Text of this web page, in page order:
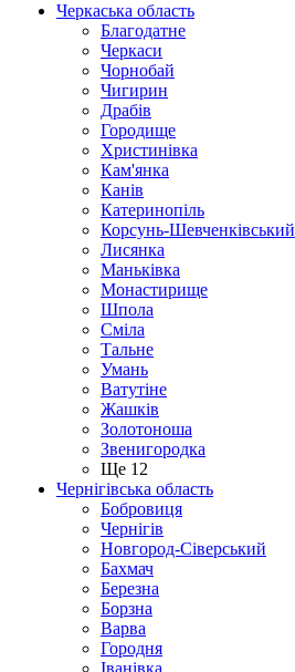
Черкаська область
Благодатне
Черкаси
Чорнобай
Чигирин
Драбів
Городище
Христинівка
Кам'янка
Канів
Катеринопіль
Корсунь-Шевченківський
Лисянка
Маньківка
Монастирище
Шпола
Сміла
Тальне
Умань
Ватутіне
Жашків
Золотоноша
Звенигородка
Ще 12
Чернігівська область
Бобровиця
Чернігів
Новгород-Сіверський
Бахмач
Березна
Борзна
Варва
Городня
Іванівка